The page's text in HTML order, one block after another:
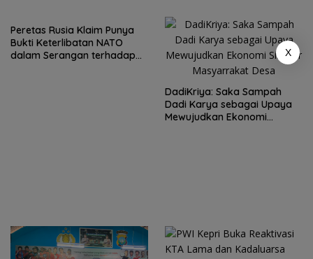
Peretas Rusia Klaim Punya
Bukti Keterlibatan NATO
dalam Serangan terhadap
DadiKriya: Saka Sampah
Dadi Karya sebagai Upaya
Mewujudkan Ekonomi
X